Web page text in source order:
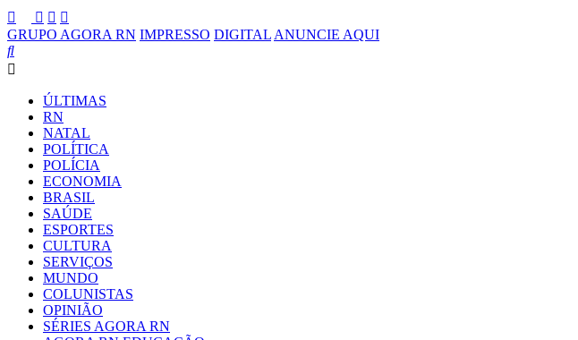
GRUPO AGORA RN IMPRESSO DIGITAL ANUNCIE AQUI
ÚLTIMAS
RN
NATAL
POLÍTICA
POLÍCIA
ECONOMIA
BRASIL
SAÚDE
ESPORTES
CULTURA
SERVIÇOS
MUNDO
COLUNISTAS
OPINIÃO
SÉRIES AGORA RN